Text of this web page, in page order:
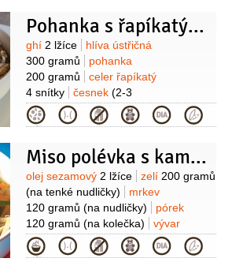
Pohanka s řapíkatým celerem a hlívou ústřičnou
Suroviny
ghí 2 lžíce
hlíva ústřičná
300 gramů
pohanka
200 gramů
celer řapíkatý
4 snítky
česnek (2-3
stroužky)
cibule 1 kus
kmín římský
1 lžička
kurkuma1 lžička
oregano
Kategorie
Miso polévka s kamutem
Suroviny
olej sezamový 2 lžíce zelí 200 gramů
(na tenké nudličky)
mrkev
120 gramů (na nudličky)
pórek
120 gramů (na kolečka)
vývar
zeleninový
1,2 litru
miso pasta
2 lžíce (rýžové) kamut2 hrsti (vařený
Kategorie